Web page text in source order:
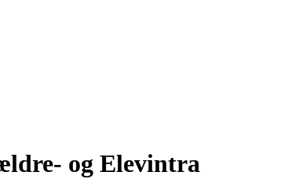
og Elevintra